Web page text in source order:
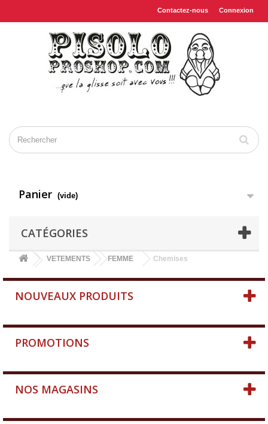
Connexion
Contactez-nous
Panier (vide)
CATÉGORIES
VETEMENTS FEMME Chemises
NOUVEAUX PRODUITS
PROMOTIONS
NOS MAGASINS